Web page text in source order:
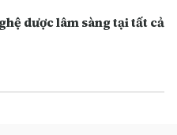
dược lâm sàng tại tất cả